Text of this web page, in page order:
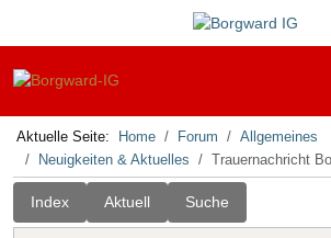
Aktuelle Seite: Home Forum
Allgemeines
Neuigkeiten & Aktuelles
Trauernachricht
Index Aktuell Suche